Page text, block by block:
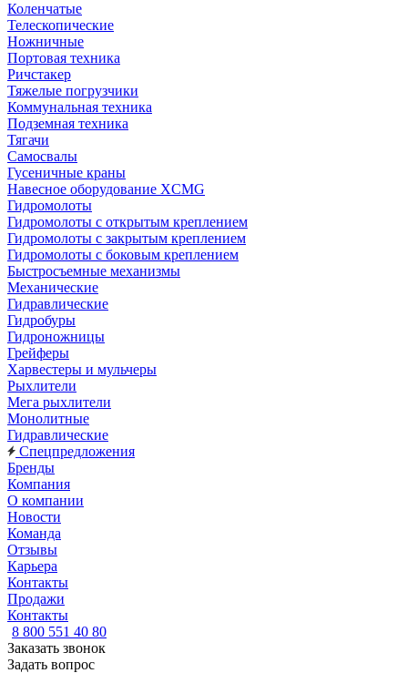
Коленчатые
Телескопические
Ножничные
Портовая техника
Ричстакер
Тяжелые погрузчики
Коммунальная техника
Подземная техника
Тягачи
Самосвалы
Гусеничные краны
Навесное оборудование XCMG
Гидромолоты
Гидромолоты с открытым креплением
Гидромолоты с закрытым креплением
Гидромолоты с боковым креплением
Быстросъемные механизмы
Механические
Гидравлические
Гидробуры
Гидроножницы
Грейферы
Харвестеры и мульчеры
Рыхлители
Мега рыхлители
Монолитные
Гидравлические
Спецпредложения
Бренды
Компания
О компании
Новости
Команда
Отзывы
Карьера
Контакты
Продажи
Контакты
8 800 551 40 80
Заказать звонок
Задать вопрос